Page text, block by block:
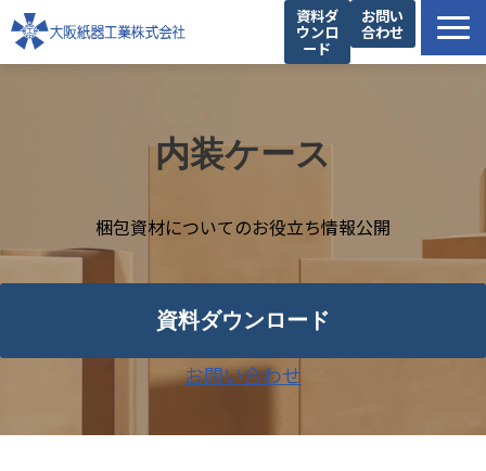
資料ダ
ウンロ
ード
お問い
合わせ
設備紹介
お役立ち情報
企業情報
内装ケース
梱包資材についてのお役立ち情報公開
資料ダウンロード
お問い合わせ